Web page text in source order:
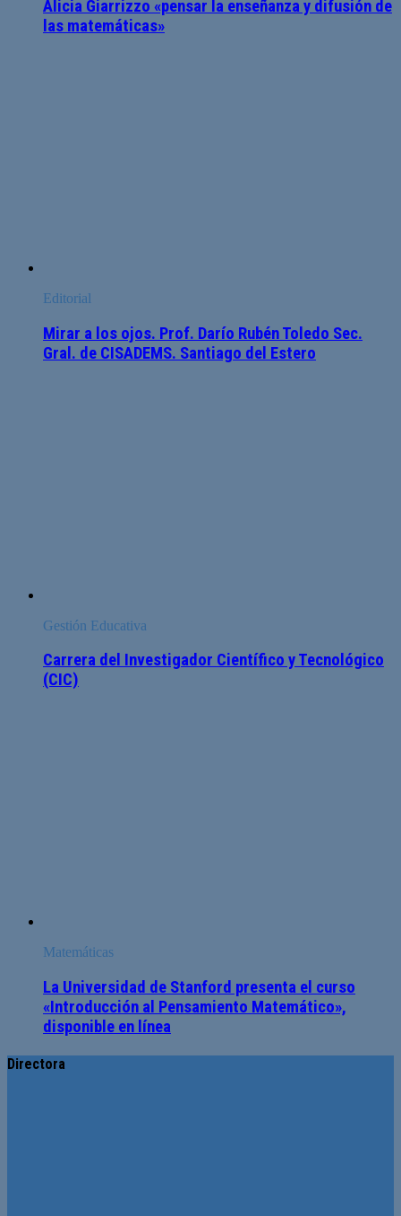
Alicia Giarrizzo «pensar la enseñanza y difusión de
las matemáticas»
Editorial
Mirar a los ojos. Prof. Darío Rubén Toledo Sec.
Gral. de CISADEMS. Santiago del Estero
Gestión Educativa
Carrera del Investigador Científico y Tecnológico
(CIC)
Matemáticas
La Universidad de Stanford presenta el curso
«Introducción al Pensamiento Matemático»,
disponible en línea
Directora